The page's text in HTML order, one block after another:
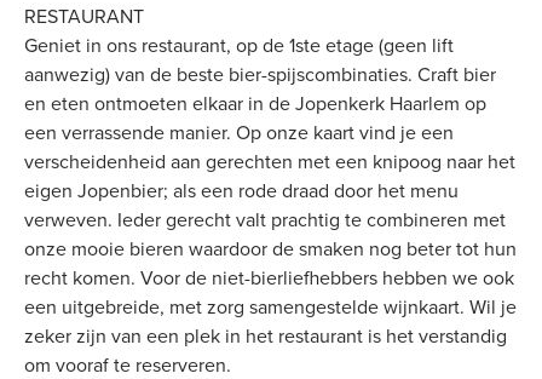
RESTAURANT
Geniet in ons restaurant, op de 1ste etage (geen lift
aanwezig) van de beste bier-spijscombinaties. Craft bier
en eten ontmoeten elkaar in de Jopenkerk Haarlem op
een verrassende manier. Op onze kaart vind je een
verscheidenheid aan gerechten met een knipoog naar het
eigen Jopenbier; als een rode draad door het menu
verweven. Ieder gerecht valt prachtig te combineren met
onze mooie bieren waardoor de smaken nog beter tot hun
recht komen. Voor de niet-bierliefhebbers hebben we ook
een uitgebreide, met zorg samengestelde wijnkaart. Wil je
zeker zijn van een plek in het restaurant is het verstandig
om vooraf te reserveren.